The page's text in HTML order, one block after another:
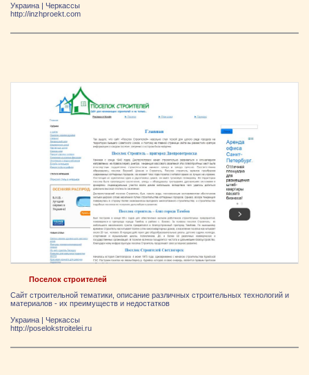
Украина | Черкассы
http://inzhproekt.com
Поселок строителей
Сайт строительной тематики, описание различных строительных технологий и
материалов - их преимуществ и недостатков
Украина
Черкассы
http://poselokstroitelei.ru